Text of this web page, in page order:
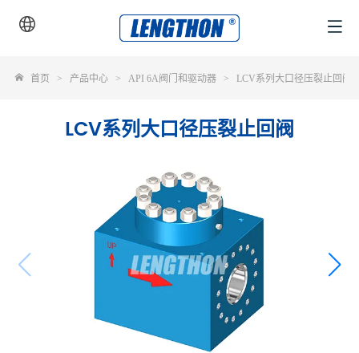
首页 > 产品中心 > API 6A阀门和驱动器 > LCV系列大口径压裂止回阀
LCV系列大口径压裂止回阀